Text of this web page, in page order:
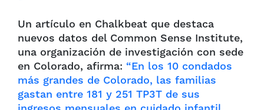
Un artículo en Chalkbeat que destaca
nuevos datos del Common Sense Institute,
una organización de investigación con sede
en Colorado, afirma: “En los 10 condados
más grandes de Colorado, las familias
gastan entre 181 y 251 TP3T de sus